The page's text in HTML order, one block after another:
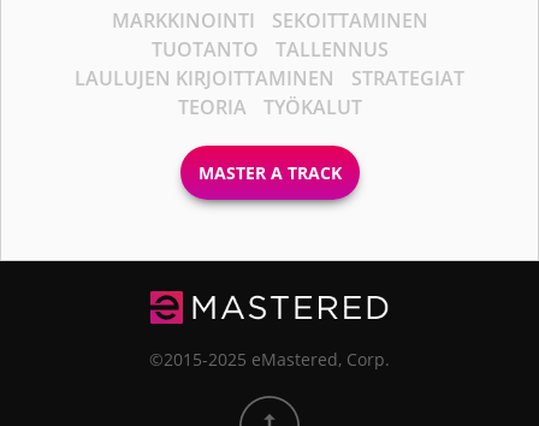
MARKKINOINTI
SEKOITTAMINEN
TUOTANTO
TALLENNUS
LAULUJEN KIRJOITTAMINEN
STRATEGIAT
TEORIA
TYÖKALUT
MASTER A TRACK
©2015-2025 eMastered, Corp.